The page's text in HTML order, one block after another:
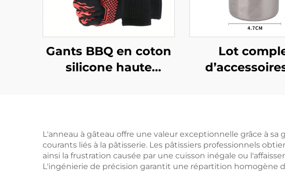
Gants BBQ en coton
silicone haute
ignifuges avec
isolation thermique,
certifiés LFGB
Lot
vendu en
comprenant
ustensiles
L'anneau à gâteau offre une valeur exceptionnelle grâce à
courants liés à la pâtisserie. Les pâtissiers professionnels
ainsi la frustration causée par une cuisson inégale ou
L'ingénierie de précision garantit une répartition homogène